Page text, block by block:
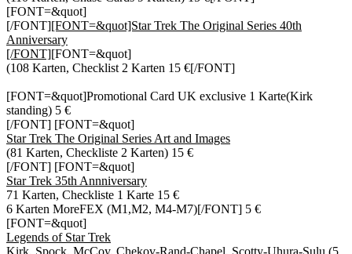
[FONT=&quot]
[/FONT][FONT=&quot]Star Trek The Original Series 40th
Anniversary
[/FONT][FONT=&quot]
(108 Karten, Checklist 2 Karten 15 €[/FONT]
[FONT=&quot]Promotional Card UK exclusive 1 Karte(Kirk
standing) 5 €
[/FONT] [FONT=&quot]
Star Trek The Original Series Art and Images
(81 Karten, Checkliste 2 Karten) 15 €
[/FONT] [FONT=&quot]
Star Trek 35th Annniversary
71 Karten, Checkliste 1 Karte 15 €
6 Karten MoreFEX (M1,M2, M4-M7)[/FONT] 5 €
[FONT=&quot]
Legends of Star Trek
Kirk, Spock, McCoy, Chekov-Rand-Chapel, Scotty-Uhura-Sulu (5